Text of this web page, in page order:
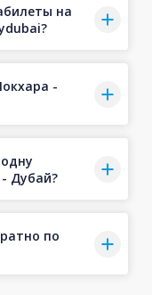
на
-
Дубай?
по